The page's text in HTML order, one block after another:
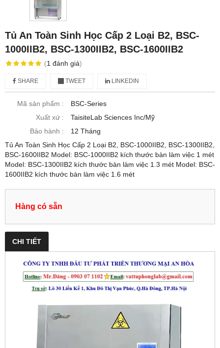
Tủ An Toàn Sinh Học Cấp 2 Loại B2, BSC-
1000IIB2, BSC-1300IIB2, BSC-1600IIB2
(1 đánh giá)
SHARE TWEET LINKEDIN
Mã sản phẩm :
BSC-Series
Xuất xứ :
TaisiteLab Sciences Inc/Mỹ
Bảo hành :
12 Tháng
Tủ An Toàn Sinh Học Cấp 2 Loại B2, BSC-1000IIB2, BSC-1300IIB2,
BSC-1600IIB2 Model: BSC-1000IIB2 kích thước bàn làm việc 1 mét
Model: BSC-1300IIB2 kích thước bàn làm việc 1.3 mét Model: BSC-
1600IIB2 kích thước bàn làm việc 1.6 mét
Hàng có sẵn
CHI TIẾT